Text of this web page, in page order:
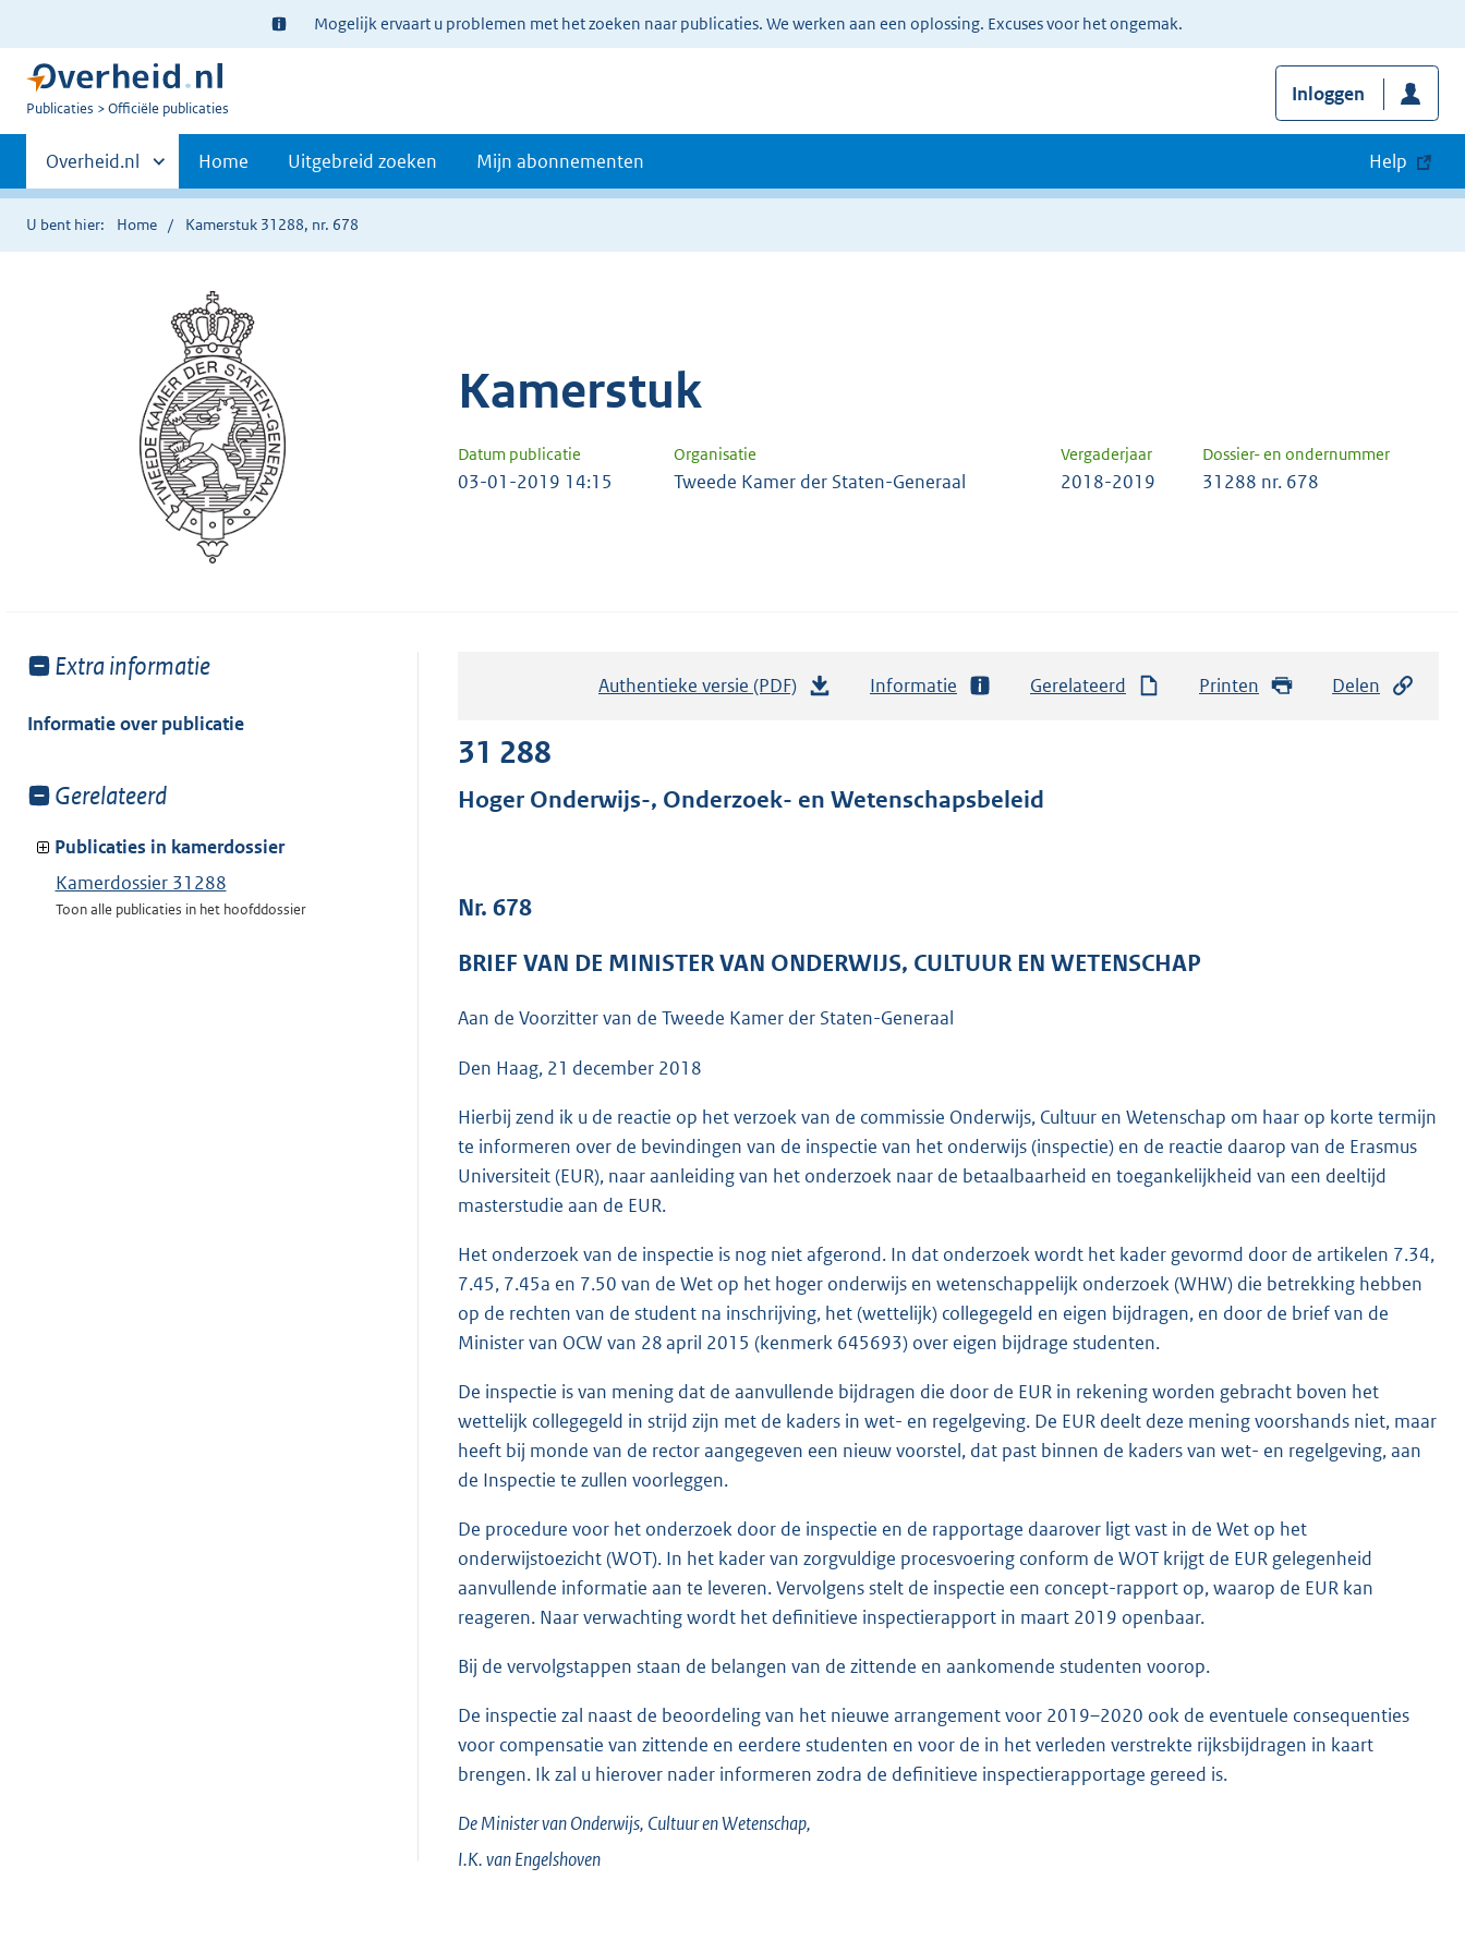
Ter
informatie:
Mogelijk ervaart u problemen met het zoeken naar publicaties. We werken aan een oplossing. Excuses voor het ongemak.
U
Publicaties Officiële publicaties
Inloggen
Primaire
navigatie
Andere
sites
binnen
Overheid.nl Home Uitgebreid zoeken Mijn abonnementen Help
U bent hier: Home Kamerstuk 31288, nr. 678
Kamerstuk
Datum publicatie Organisatie Vergaderjaar Dossier- en ondernummer
03-01-2019 14:15 Tweede Kamer der Staten-Generaal 2018-2019 31288 nr. 678
Toon
van:
Extra informatie
Informatie over publicatie
Toon
van:
Gerelateerd
Publicaties in kamerdossier
Kamerdossier 31288
Toon alle publicaties in het hoofddossier
Authentieke versie (PDF)
a
r
o
3
8
b
Informatie Gerelateerd Printen Delen
31 288
Hoger Onderwijs-, Onderzoek- en Wetenschapsbeleid
Nr. 678
BRIEF VAN DE MINISTER VAN ONDERWIJS, CULTUUR EN WETENSCHAP
Aan de Voorzitter van de Tweede Kamer der Staten-Generaal
Den Haag, 21 december 2018
Hierbij zend ik u de reactie op het verzoek van de commissie Onderwijs, Cultuur en Wetenschap om haar op korte termijn
te informeren over de bevindingen van de inspectie van het onderwijs (inspectie) en de reactie daarop van de Erasmus
Universiteit (EUR), naar aanleiding van het onderzoek naar de betaalbaarheid en toegankelijkheid van een deeltijd
masterstudie aan de EUR.
Het onderzoek van de inspectie is nog niet afgerond. In dat onderzoek wordt het kader gevormd door de artikelen 7.34,
7.45, 7.45a en 7.50 van de Wet op het hoger onderwijs en wetenschappelijk onderzoek (WHW) die betrekking hebben
op de rechten van de student na inschrijving, het (wettelijk) collegegeld en eigen bijdragen, en door de brief van de
Minister van OCW van 28 april 2015 (kenmerk 645693) over eigen bijdrage studenten.
De inspectie is van mening dat de aanvullende bijdragen die door de EUR in rekening worden gebracht boven het
wettelijk collegegeld in strijd zijn met de kaders in wet- en regelgeving. De EUR deelt deze mening voorshands niet, maar
heeft bij monde van de rector aangegeven een nieuw voorstel, dat past binnen de kaders van wet- en regelgeving, aan
de Inspectie te zullen voorleggen.
De procedure voor het onderzoek door de inspectie en de rapportage daarover ligt vast in de Wet op het
onderwijstoezicht (WOT). In het kader van zorgvuldige procesvoering conform de WOT krijgt de EUR gelegenheid
aanvullende informatie aan te leveren. Vervolgens stelt de inspectie een concept-rapport op, waarop de EUR kan
reageren. Naar verwachting wordt het definitieve inspectierapport in maart 2019 openbaar.
Bij de vervolgstappen staan de belangen van de zittende en aankomende studenten voorop.
De inspectie zal naast de beoordeling van het nieuwe arrangement voor 2019–2020 ook de eventuele consequenties
voor compensatie van zittende en eerdere studenten en voor de in het verleden verstrekte rijksbijdragen in kaart
brengen. Ik zal u hierover nader informeren zodra de definitieve inspectierapportage gereed is.
De Minister van Onderwijs, Cultuur en Wetenschap,
I.K. vanEngelshoven